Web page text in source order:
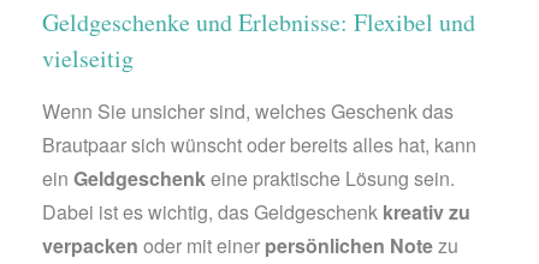
Geldgeschenke und Erlebnisse: Flexibel und
vielseitig
Wenn Sie unsicher sind, welches Geschenk das
Brautpaar sich wünscht oder bereits alles hat, kann
ein Geldgeschenkeine praktische Lösung sein.
Dabei ist es wichtig, das Geldgeschenk kreativ zu
verpacken oder mit einer persönlichen Notezu